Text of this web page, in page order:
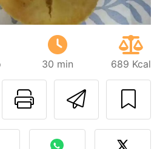
30 min 689 Kcal
Imprima
com o autor